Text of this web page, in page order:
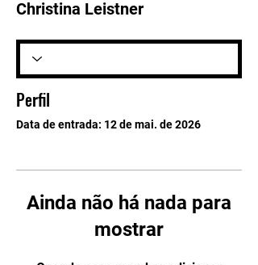
Christina Leistner
Perfil
Data de entrada: 12 de mai. de 2026
Ainda não há nada para
mostrar